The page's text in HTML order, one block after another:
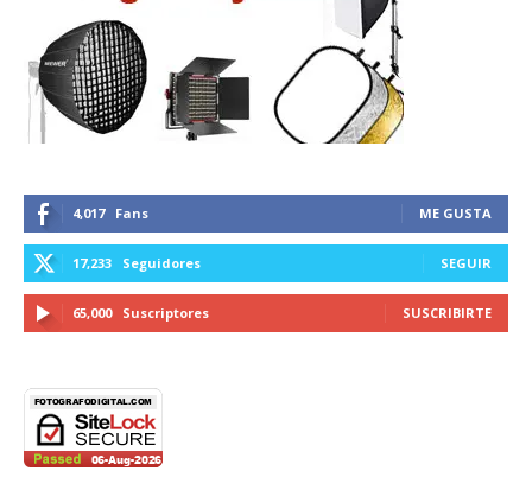
4,017 Fans ME GUSTA
17,233 Seguidores SEGUIR
65,000 Suscriptores SUSCRIBIRTE